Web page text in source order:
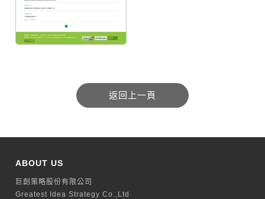
ABOUT US
巨創策略股份有限公司
Greatest Idea Strategy Co.,Ltd